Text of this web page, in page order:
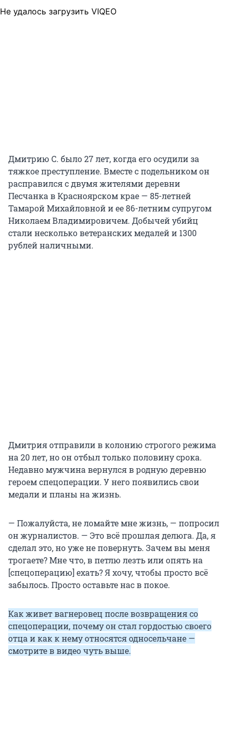
Не удалось загрузить VIQEO
Дмитрию С. было 27 лет, когда его осудили за
тяжкое преступление. Вместе с подельником он
расправился с двумя жителями деревни
Песчанка в Красноярском крае — 85-летней
Тамарой Михайловной и ее 86-летним супругом
Николаем Владимировичем. Добычей убийц
стали несколько ветеранских медалей и 1300
рублей наличными.
Дмитрия отправили в колонию строгого режима
на 20 лет, но он отбыл только половину срока.
Недавно мужчина вернулся в родную деревню
героем спецоперации. У него появились свои
медали и планы на жизнь.
— Пожалуйста, не ломайте мне жизнь, — попросил
он журналистов. — Это всё прошлая делюга. Да, я
сделал это, но уже не повернуть. Зачем вы меня
трогаете? Мне что, в петлю лезть или опять на
[спецоперацию] ехать? Я хочу, чтобы просто всё
забылось. Просто оставьте нас в покое.
Как живет вагнеровец после возвращения со
спецоперации, почему он стал гордостью своего
отца и как к нему относятся односельчане —
смотрите в видео чуть выше.